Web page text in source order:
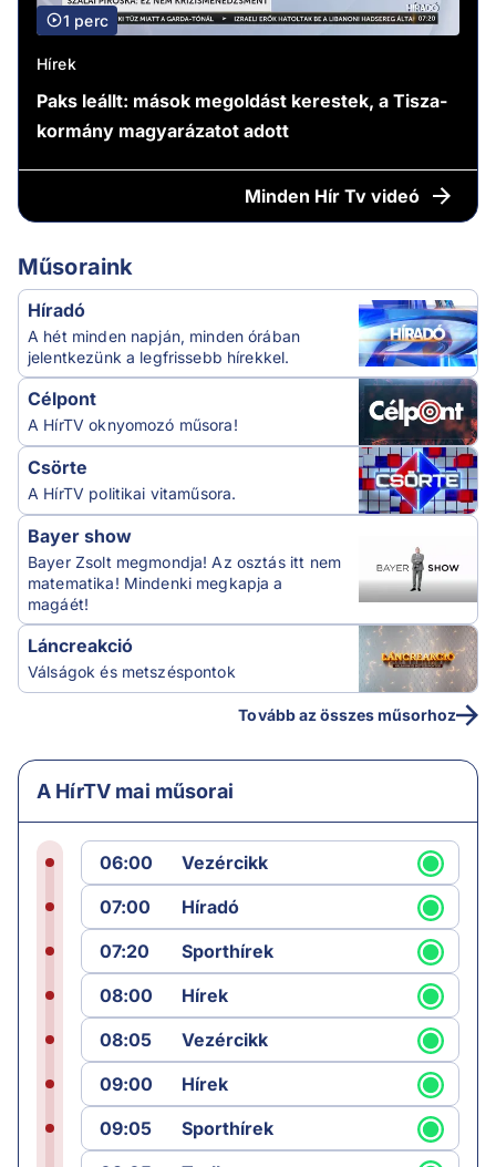
1 perc
Hírek
Paks leállt: mások megoldást kerestek, a Tisza-
kormány magyarázatot adott
Minden Hír Tv videó
Műsoraink
Híradó
A hét minden napján, minden órában
jelentkezünk a legfrissebb hírekkel.
Célpont
A HírTV oknyomozó műsora!
Csörte
A HírTV politikai vitaműsora.
Bayer show
Bayer Zsolt megmondja! Az osztás itt nem
matematika! Mindenki megkapja a
magáét!
Láncreakció
Válságok és metszéspontok
Tovább az összes műsorhoz
A HírTV mai műsorai
06:00
Vezércikk
07:00
Híradó
07:20
Sporthírek
08:00
Hírek
08:05
Vezércikk
09:00
Hírek
09:05
Sporthírek